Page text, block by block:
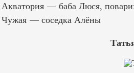
— баба Люся,
— соседка Алёны